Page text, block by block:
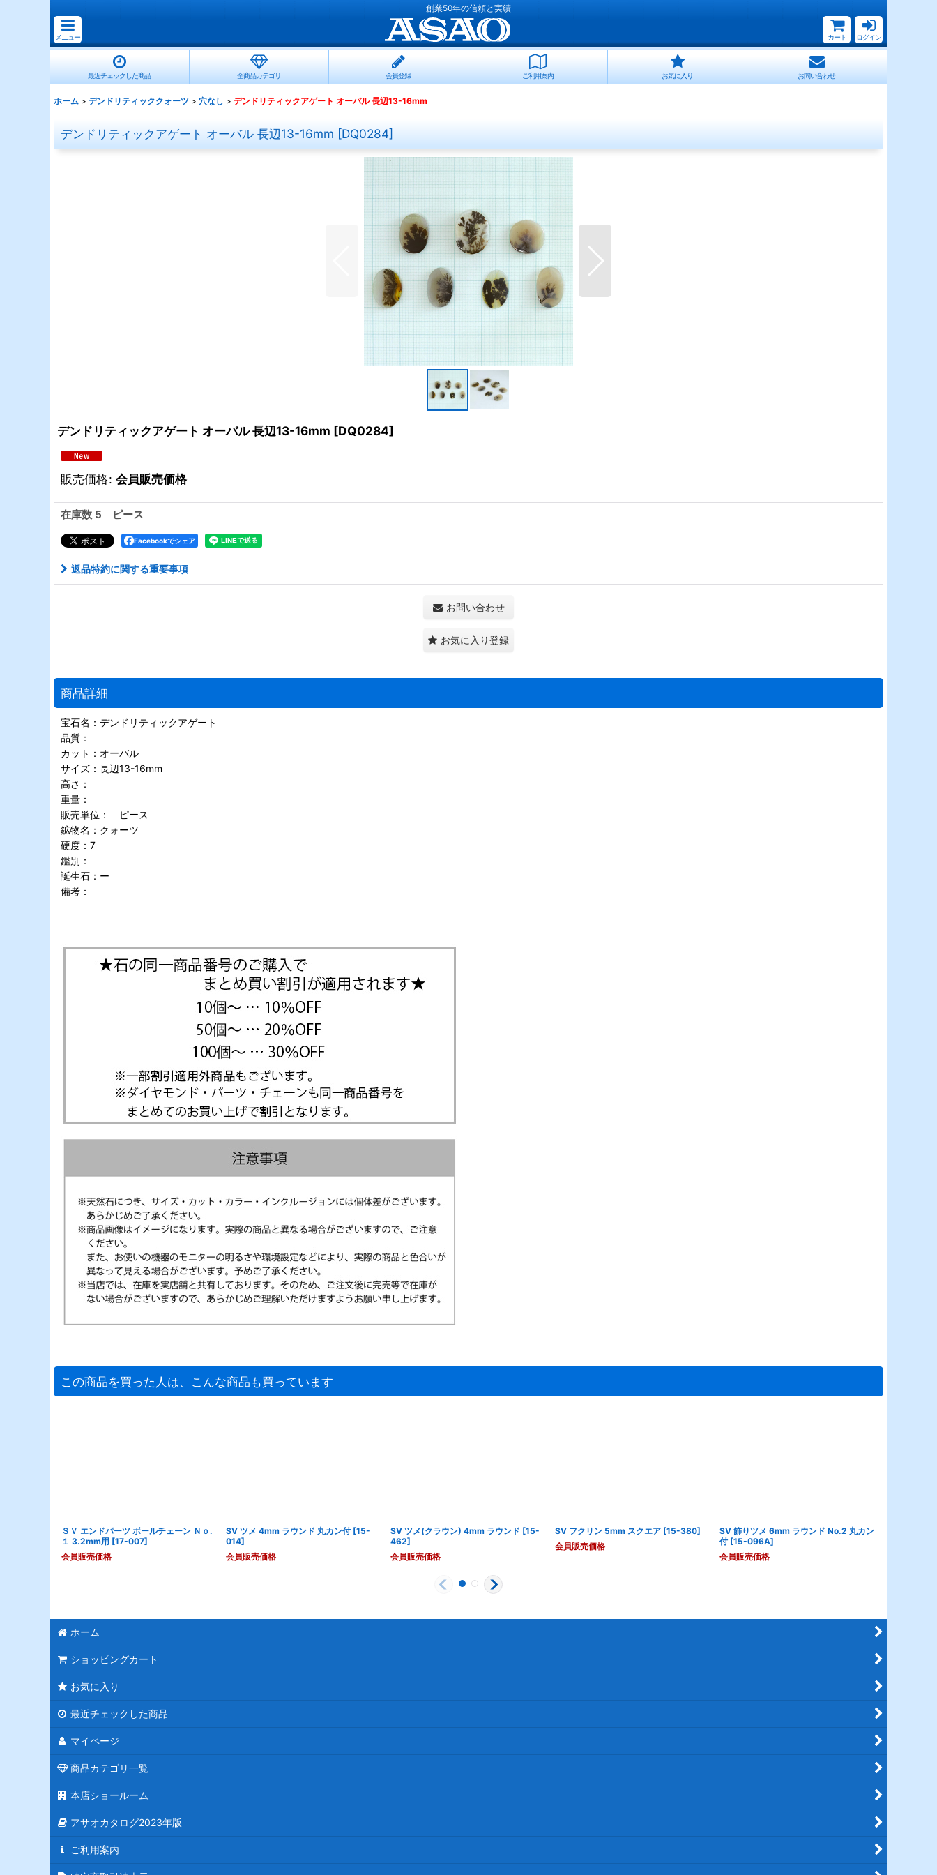
創業50年の信頼と実績
メニュー カート ログイン
最近チェックした商品 全商品カテゴリ 会員登録 ご利用案内 お気に入り お問い合わせ
ホーム > デンドリティッククォーツ > 穴なし > デンドリティックアゲート オーバル 長辺13-16mm
デンドリティックアゲート オーバル 長辺13-16mm [DQ0284]
デンドリティックアゲート オーバル 長辺13-16mm [DQ0284]
販売価格: 会員販売価格
在庫数 5 ピース
Facebookでシェア
返品特約に関する重要事項
お問い合わせ
お気に入り登録
商品詳細
宝石名：デンドリティックアゲート
品質：
カット：オーバル
サイズ：長辺13-16mm
高さ：
重量：
販売単位： ピース
鉱物名：クォーツ
硬度：7
鑑別：
誕生石：ー
備考：
この商品を買った人は、こんな商品も買っています
ＳＶ エンドパーツ ボールチェーン Ｎｏ.
１ 3.2mm用 [17-007]
会員販売価格
SV ツメ 4mm ラウンド 丸カン付 [15-
014]
会員販売価格
SV ツメ(クラウン) 4mm ラウンド [15-
462]
会員販売価格
SV フクリン 5mm スクエア [15-380]
会員販売価格
SV 飾りツメ 6mm ラウンド No.2 丸カン
付 [15-096A]
会員販売価格
ホーム
ショッピングカート
お気に入り
最近チェックした商品
マイページ
商品カテゴリ一覧
本店ショールーム
アサオカタログ2023年版
ご利用案内